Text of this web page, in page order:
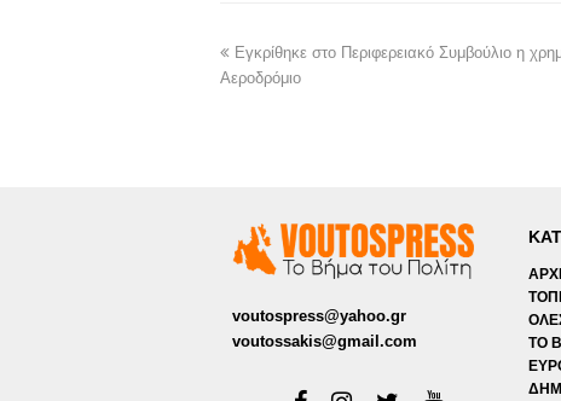
Εγκρίθηκε στο Περιφερειακό Συμβούλιο η
Αεροδρόμιο
voutospress@yahoo.gr
voutossakis@gmail.com
ΤΟ